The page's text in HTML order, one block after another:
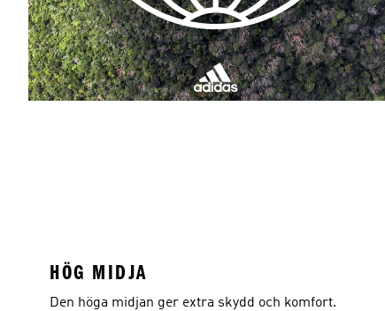
HÖG MIDJA
Den höga midjan ger extra skydd och komfort.